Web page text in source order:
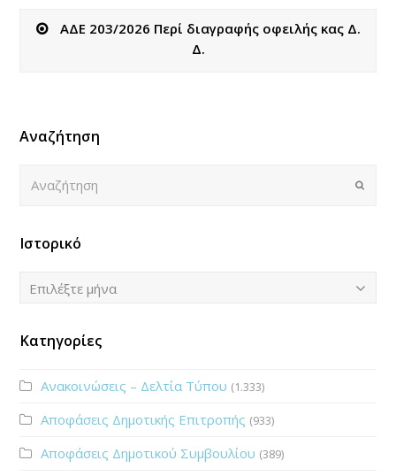
ΑΔΕ 203/2026 Περί διαγραφής οφειλής κας Δ.
Δ.
Αναζήτηση
Submit
Ιστορικό
Ιστορικό
Επιλέξτε μήνα
Κατηγορίες
Ανακοινώσεις – Δελτία Τύπου (1.333)
Αποφάσεις Δημοτικής Επιτροπής (933)
Αποφάσεις Δημοτικού Συμβουλίου (389)